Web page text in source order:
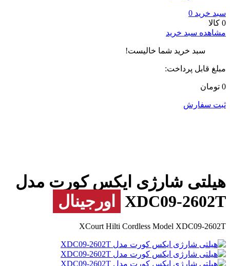
سبد خرید 0
0 کالا
مشاهده سبد خرید
سبد خرید شما خالیست!
مبلغ قابل پرداخت:
0 تومان
ثبت سفارش
هیلتی شارژی ایکس کورت مدل
XDC09-2602T
اورجینال
XCourt Hilti Cordless Model XDC09-2602T